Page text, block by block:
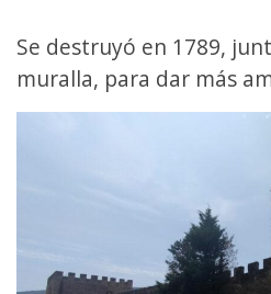
Se destruyó en 1789,
muralla, para dar más